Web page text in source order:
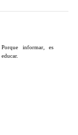
Porque informar, es
educar.